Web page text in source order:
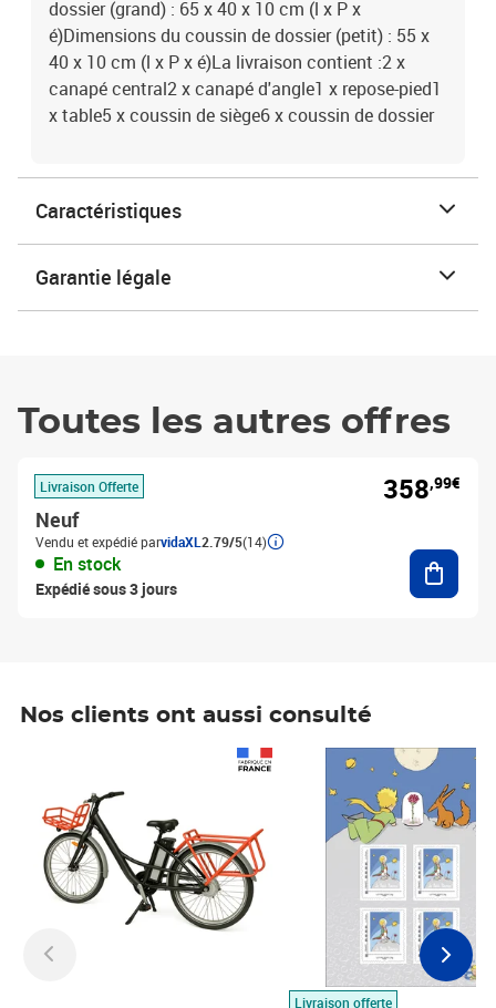
dossier (grand) : 65 x 40 x 10 cm (l x P x
é)Dimensions du coussin de dossier (petit) : 55 x
40 x 10 cm (l x P x é)La livraison contient :2 x
canapé central2 x canapé d'angle1 x repose-pied1
x table5 x coussin de siège6 x coussin de dossier
Caractéristiques
Garantie légale
Toutes les autres offres
Livraison Offerte
Neuf
Vendu et expédié parvidaXL 2.79/5(14)
En stock
Expédié sous 3 jours
358,99€
Nos clients ont aussi consulté
Livraison offerte
Prix 7,50€